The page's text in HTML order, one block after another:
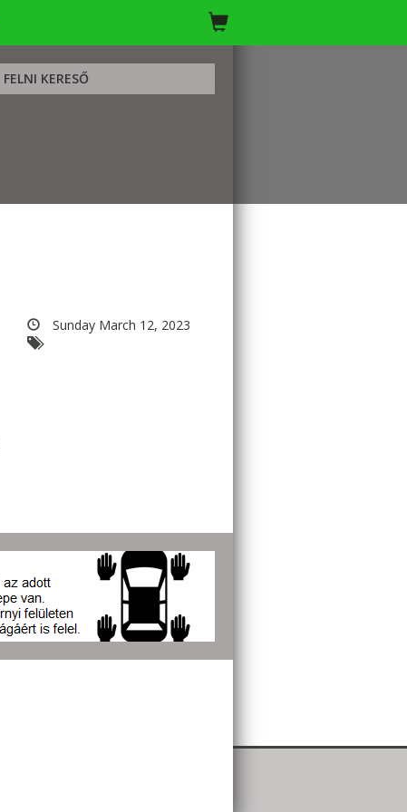
FELNI KERESŐ
Sunday March 12, 2023